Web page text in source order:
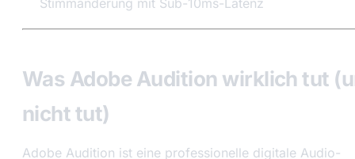
Was Adobe Audition wirklich tut
nicht tut)
Adobe Audition ist eine professionelle digitale Audio-